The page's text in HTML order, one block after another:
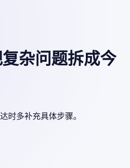
杂问题拆成今
时多补充具体步骤。